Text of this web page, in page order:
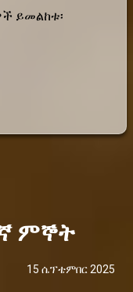
ይመልከቱ፡
ምኞት
15 ሴፕቴምበር 2025